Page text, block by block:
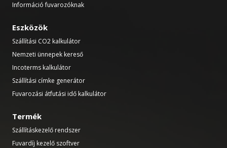
Információ fuvarozóknak
Eszközök
Szállítási CO2 kalkulátor
Nemzeti ünnepek kereső
Incoterms kalkulátor
Szállítási címke generátor
Fuvarozási átfutási idő kalkulátor
Termék
Szállításkezelő rendszer
Fuvardíj kezelő szoftver